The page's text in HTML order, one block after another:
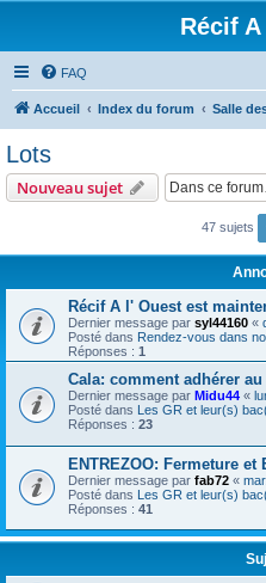
Récif
FAQ
Accueil Index du forum Salle
Lots
Nouveau sujet
47 sujets
Récif A l' Ouest est
Dernier message par syl44160 «
Posté dans Rendez-vous dans
Réponses : 1
Cala: comment adhérer
Dernier message par Midu44 «
Posté dans Les GR et leur(s)
Réponses : 23
ENTREZOO: Fermeture et
Dernier message par fab72 «
Posté dans Les GR et leur(s)
Réponses : 41